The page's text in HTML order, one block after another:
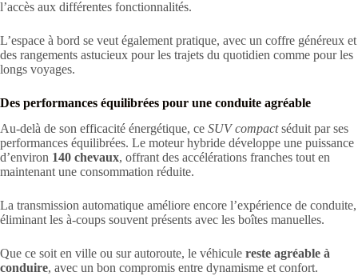
l’accès aux différentes fonctionnalités.
L’espace à bord se veut également pratique, avec un coffre généreux et
des rangements astucieux pour les trajets du quotidien comme pour les
longs voyages.
Des performances équilibrées pour une conduite agréable
Au-delà de son efficacité énergétique, ce SUV compactséduit par ses
performances équilibrées. Le moteur hybride développe une puissance
d’environ 140 chevaux, offrant des accélérations franches tout en
maintenant une consommation réduite.
La transmission automatique améliore encore l’expérience de conduite,
éliminant les à-coups souvent présents avec les boîtes manuelles.
Que ce soit en ville ou sur autoroute, le véhicule reste agréable à
conduire, avec un bon compromis entre dynamisme et confort.